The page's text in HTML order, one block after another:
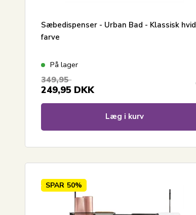
Sæbedispenser - Urban Bad - Klassisk hvid
farve
På lager
349,95
249,95 DKK
Læg i kurv
SPAR 50%